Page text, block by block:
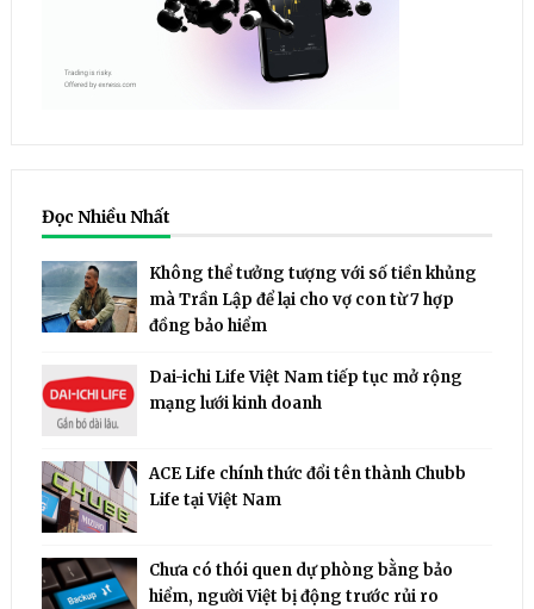
Đọc Nhiều Nhất
Không thể tưởng tượng với số tiền khủng
mà Trần Lập để lại cho vợ con từ 7 hợp
đồng bảo hiểm
Dai-ichi Life Việt Nam tiếp tục mở rộng
mạng lưới kinh doanh
ACE Life chính thức đổi tên thành Chubb
Life tại Việt Nam
Chưa có thói quen dự phòng bằng bảo
hiểm, người Việt bị động trước rủi ro